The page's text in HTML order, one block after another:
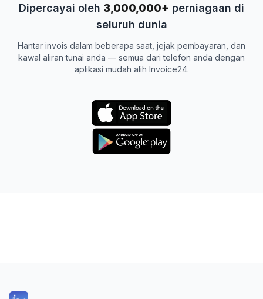
Dipercayai oleh 3,000,000+ perniagaan di
seluruh dunia
Hantar invois dalam beberapa saat, jejak pembayaran, dan
kawal aliran tunai anda — semua dari telefon anda dengan
aplikasi mudah alih Invoice24.